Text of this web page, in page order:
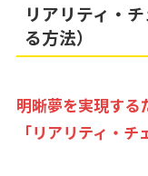
リアリティ・
る方法）
明晰夢を実現する
「リアリティ・